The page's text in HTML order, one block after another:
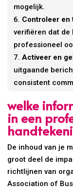
mogelijk.
Controleer en
verifiëren dat
professioneel
Activeer en
uitgaande
consistent
welke
in een
De inhoud van je
groot deel de
richtlijnen van
Association of